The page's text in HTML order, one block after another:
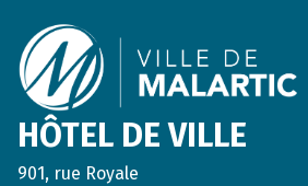
HÔTEL DE VILLE
901, rue Royale